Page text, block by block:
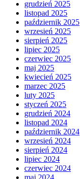
grudzień 2025
listopad 2025
październik 2025
wrzesień 2025
sierpień 2025
lipiec 2025
czerwiec 2025
maj 2025
kwiecień 2025
marzec 2025
luty 2025
styczeń 2025
grudzień 2024
listopad 2024
październik 2024
wrzesień 2024
sierpień 2024
lipiec 2024
czerwiec 2024